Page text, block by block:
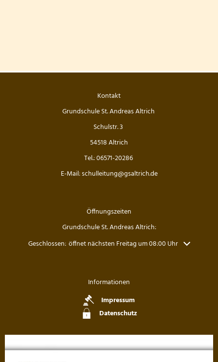
Kontakt
Grundschule St. Andreas Altrich
Schulstr. 3
54518 Altrich
Tel.: 06571-20286
E-Mail: schulleitung@gsaltrich.de
Öffnungszeiten
Grundschule St. Andreas Altrich:
Klicken, um weitere Öffnungs- oder Schließzeiten auszublenden
Geschlossen: öffnet nächsten Freitag um 08:00 Uhr
Informationen
Impressum
Datenschutz